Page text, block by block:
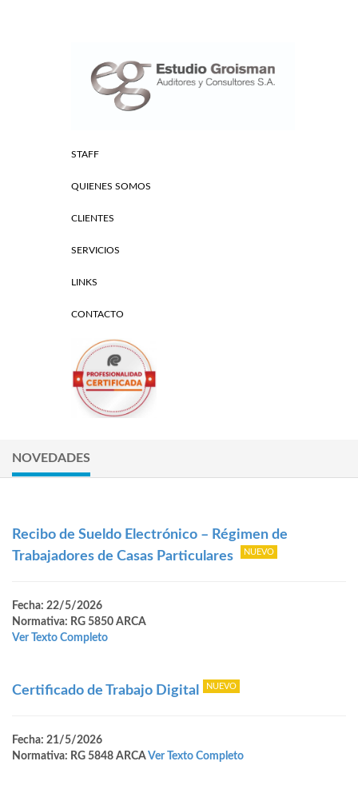
STAFF
QUIENES SOMOS
CLIENTES
SERVICIOS
LINKS
CONTACTO
NOVEDADES
Recibo de Sueldo Electrónico – Régimen de
Trabajadores de Casas Particulares
Fecha: 22/5/2026
Normativa: RG 5850 ARCA
Ver Texto Completo
Certificado de Trabajo Digital
Fecha: 21/5/2026
Normativa: RG 5848 ARCAVer Texto Completo